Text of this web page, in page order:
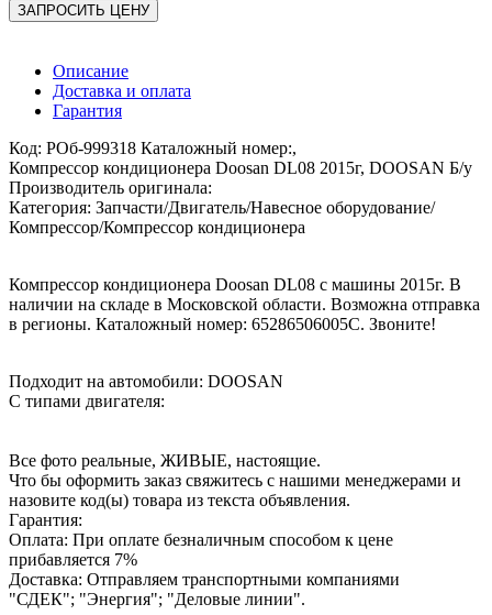
ЗАПРОСИТЬ ЦЕНУ
Описание
Доставка и оплата
Гарантия
Код: РОб-999318 Каталожный номер:,
Компрессор кондиционера Doosan DL08 2015г, DOOSAN Б/у
Производитель оригинала:
Категория: Запчасти/Двигатель/Навесное оборудование/
Компрессор/Компрессор кондиционера
Компрессор кондиционера Doosan DL08 с машины 2015г. В
наличии на складе в Московской области. Возможна отправка
в регионы. Каталожный номер: 65286506005C. Звоните!
Подходит на автомобили: DOOSAN
С типами двигателя:
Все фото реальные, ЖИВЫЕ, настоящие.
Что бы оформить заказ свяжитесь с нашими менеджерами и
назовите код(ы) товара из текста объявления.
Гарантия:
Оплата: При оплате безналичным способом к цене
прибавляется 7%
Доставка: Отправляем транспортными компаниями
"СДЕК"; "Энергия"; "Деловые линии".